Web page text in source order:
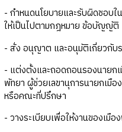
- กำหนดนโยบายและรับผิดชอบใ
ให้เป็นไปตามกฎหมาย ข้อบัญญัติ
- สั่ง อนุญาต และอนุมัติเกี่ยวกับ
- แต่งตั้งและถอดถอนรองนายก
พัทยา ผู้ช่วยเลขานุการนายกเมื
หรือคณะที่ปรึกษา
- วางระเบียบเพื่อให้งานของเมื